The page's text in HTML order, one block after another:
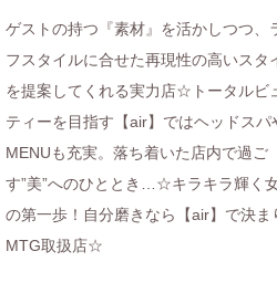
ゲストの持つ『素材』を活かしつつ、
フスタイルに合せた再現性の高いスタ
を提案してくれる実力店☆トータルビ
ティーを目指す【air】ではヘッドスパ
MENUも充実。落ち着いた店内で過ご
す”美”へのひととき…☆キラキラ輝く
の第一歩！自分磨きなら【air】で決ま
MTG取扱店☆